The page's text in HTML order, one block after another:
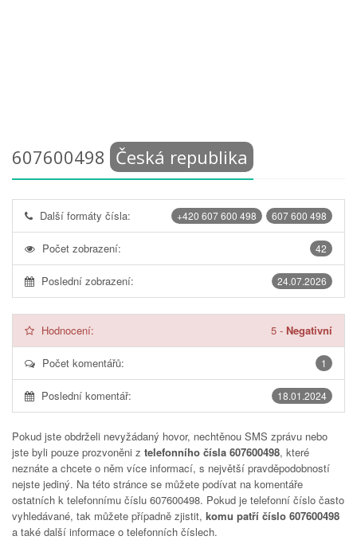
607600498 Česká republika
607 600 498
+420 607 600 498
Další formáty čísla:
42
Počet zobrazení:
24.07.2026
Poslední zobrazení:
Hodnocení: 5 - Negativní
1
Počet komentářů:
18.01.2024
Poslední komentář:
Pokud jste obdrželi nevyžádaný hovor, nechtěnou SMS zprávu nebo
jste byli pouze prozvoněni z telefonního čísla 607600498, které
neznáte a chcete o něm více informací, s největší pravděpodobností
nejste jediný. Na této stránce se můžete podívat na komentáře
ostatních k telefonnímu číslu 607600498. Pokud je telefonní číslo často
vyhledávané, tak můžete případně zjistit, komu patří číslo 607600498
a také další informace o telefonních číslech.